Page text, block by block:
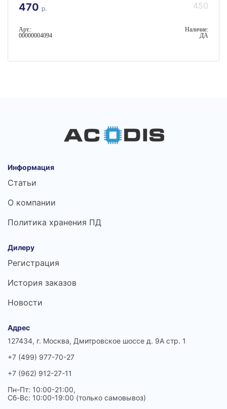
470 р.
450
Арт.:
00000004094
Наличие:
ДА
Информация
Статьи
О компании
Политика хранения ПД
Дилеру
Регистрация
История заказов
Новости
Адрес
127434, г. Москва, Дмитровское шоссе д. 9А стр. 1
+7 (499) 977-70-27
+7 (962) 912-27-11
Пн-Пт: 10:00-21:00,
Сб-Вс: 10:00-19:00 (только самовывоз)